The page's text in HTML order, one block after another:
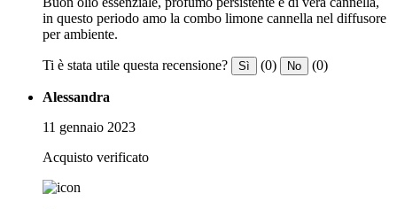
in questo periodo amo la combo limone cannella nel diffusore
per ambiente.
Ti è stata utile questa recensione? Sì (0) No (0)
Alessandra
11 gennaio 2023
Acquisto verificato